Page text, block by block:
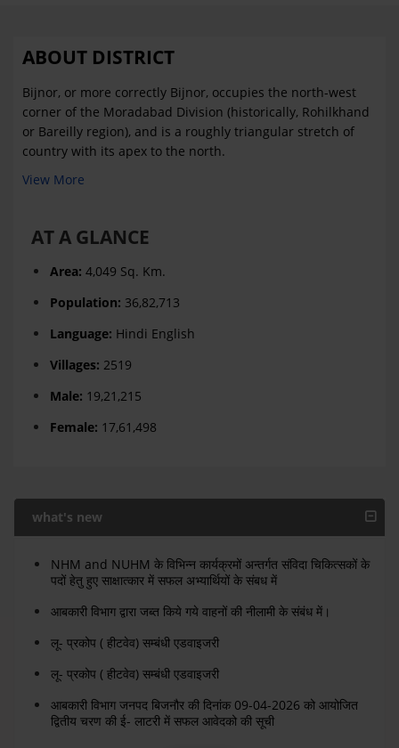
ABOUT DISTRICT
Bijnor, or more correctly Bijnor, occupies the north-west
corner of the Moradabad Division (historically, Rohilkhand
or Bareilly region), and is a roughly triangular stretch of
country with its apex to the north.
View More
AT A GLANCE
Area:4,049 Sq. Km.
Population: 36,82,713
Language: Hindi English
Villages: 2519
Male: 19,21,215
Female: 17,61,498
what's new
NHM and NUHM के विभिन्न कार्यक्रमों अन्तर्गत संविदा चिकित्सकों के
पदों हेतु हुए साक्षात्कार में सफल अभ्यार्थियों के संबध में
आबकारी विभाग द्वारा जब्त किये गये वाहनों की नीलामी के संबंध में।
लू- प्रकोप ( हीटवेव) सम्बंधी एडवाइजरी
लू- प्रकोप ( हीटवेव) सम्बंधी एडवाइजरी
आबकारी विभाग जनपद बिजनौर की दिनांक 09-04-2026 को आयोजित
द्वितीय चरण की ई- लाटरी में सफल आवेदको की सूची